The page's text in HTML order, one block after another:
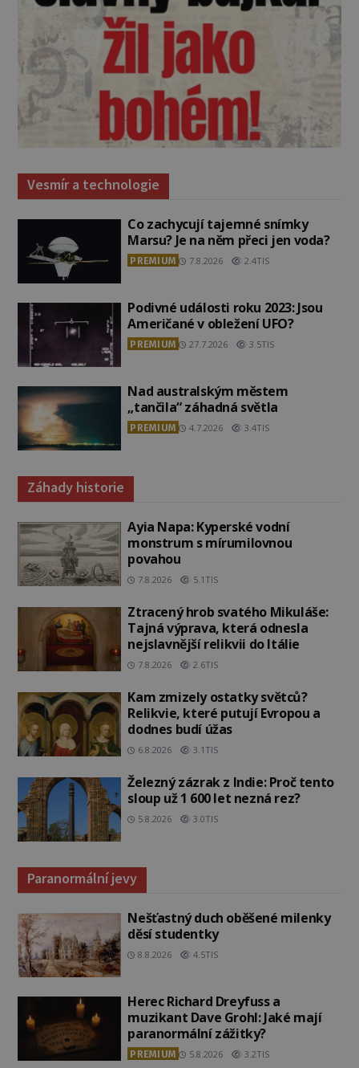
Vesmír a technologie
Co zachycují tajemné snímky
Marsu? Je na něm přeci jen voda?
PREMIUM 7.8.2026 2.4TIS
Podivné události roku 2023: Jsou
Američané v obležení UFO?
PREMIUM 27.7.2026 3.5TIS
Nad australským městem
„tančila“ záhadná světla
PREMIUM 4.7.2026 3.4TIS
Záhady historie
Ayia Napa: Kyperské vodní
monstrum s mírumilovnou
povahou
7.8.2026 5.1TIS
Ztracený hrob svatého Mikuláše:
Tajná výprava, která odnesla
nejslavnější relikvii do Itálie
7.8.2026 2.6TIS
Kam zmizely ostatky světců?
Relikvie, které putují Evropou a
dodnes budí úžas
6.8.2026 3.1TIS
Železný zázrak z Indie: Proč tento
sloup už 1 600 let nezná rez?
5.8.2026 3.0TIS
Paranormální jevy
Nešťastný duch oběšené milenky
děsí studentky
8.8.2026 4.5TIS
Herec Richard Dreyfuss a
muzikant Dave Grohl: Jaké mají
paranormální zážitky?
PREMIUM 5.8.2026 3.2TIS